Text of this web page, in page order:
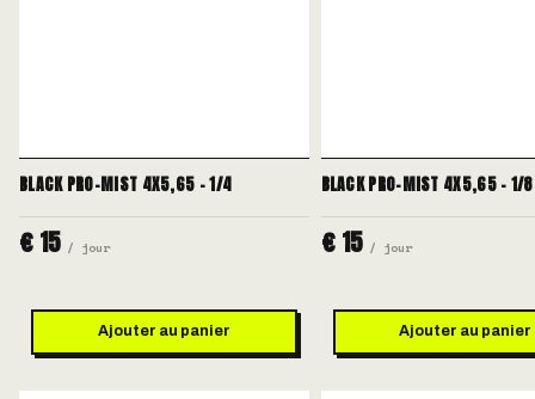
BLACK PRO-MIST 4X5,65 - 1/4
€ 15 / jour
Ajouter au panier
BLACK PRO-MIST 4X5,65 - 1/8
€ 15 / jour
Ajouter au panier